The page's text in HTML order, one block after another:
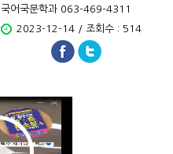
개&..
국어국문학과 063-469-4311
2023-12-14 / 조회수 : 514